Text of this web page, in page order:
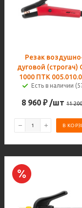
Резак
дуговой (строгач)
1000 ПТК
Есть в наличии
8 960 ₽ /шт 11 200
В